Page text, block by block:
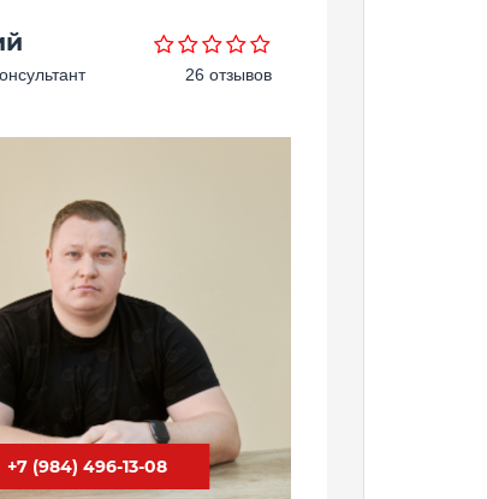
26 отзывов
+7 (984) 496-13-08